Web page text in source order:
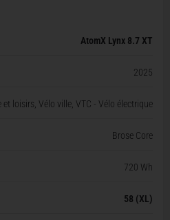
AtomX Lynx 8.7 XT
2025
et loisirs, Vélo ville, VTC - Vélo électrique
Brose Core
720 Wh
58 (XL)